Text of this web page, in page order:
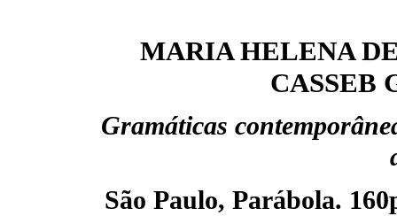
MARIA HELENA
CASSEB
Gramáticas
São Paulo, Parábola.